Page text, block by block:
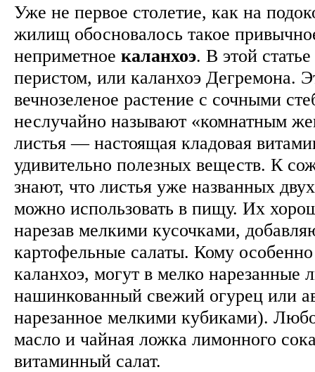
Уже не первое столетие, как на
жилищ обосновалось такое
неприметное каланхоэ. В этой
перистом, или каланхоэ Дегремона.
вечнозеленое растение с сочными
неслучайно называют «комнатным
листья — настоящая кладовая
удивительно полезных веществ. К
знают, что листья уже названных
можно использовать в пищу. Их
нарезав мелкими кусочками,
картофельные салаты. Кому
каланхоэ, могут в мелко нарезанные
нашинкованный свежий огурец или
нарезанное мелкими кубиками).
масло и чайная ложка лимонного
витаминный салат.